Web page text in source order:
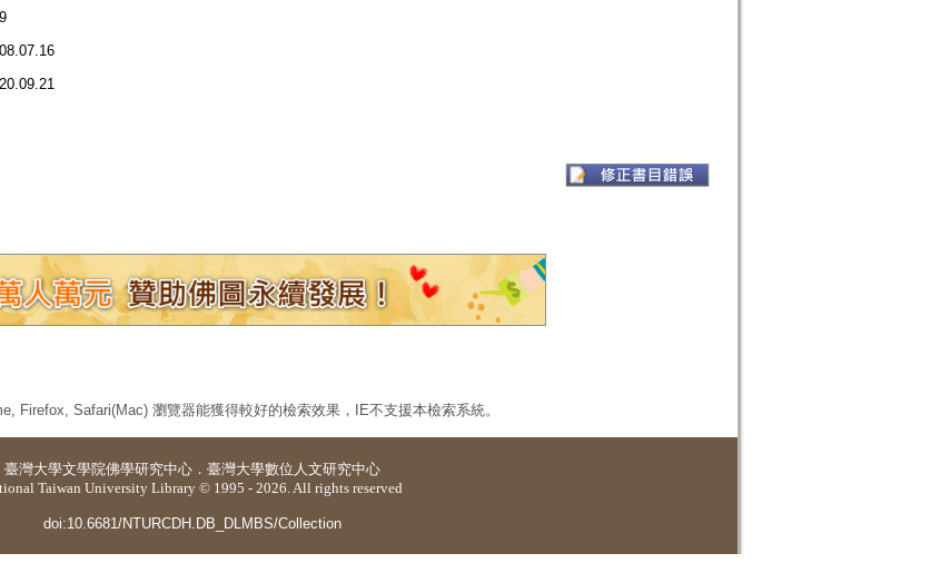
Firefox, Safari(Mac) 瀏覽器能獲得較好的檢索效果，IE不支援本檢索系統。
臺灣大學文學院佛學研究中心 ． 臺灣大學數位人文研究中心
Taiwan University Library © 1995 - 2026. All rights reserved
doi:10.6681/NTURCDH.DB_DLMBS/Collection